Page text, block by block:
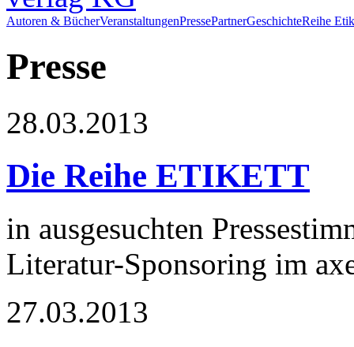
Autoren & BücherVeranstaltungenPressePartnerGeschichteReihe
Presse
28.03.2013
Die Reihe ETIKETT
in ausgesuchten
Literatur-Sponsoring im
27.03.2013